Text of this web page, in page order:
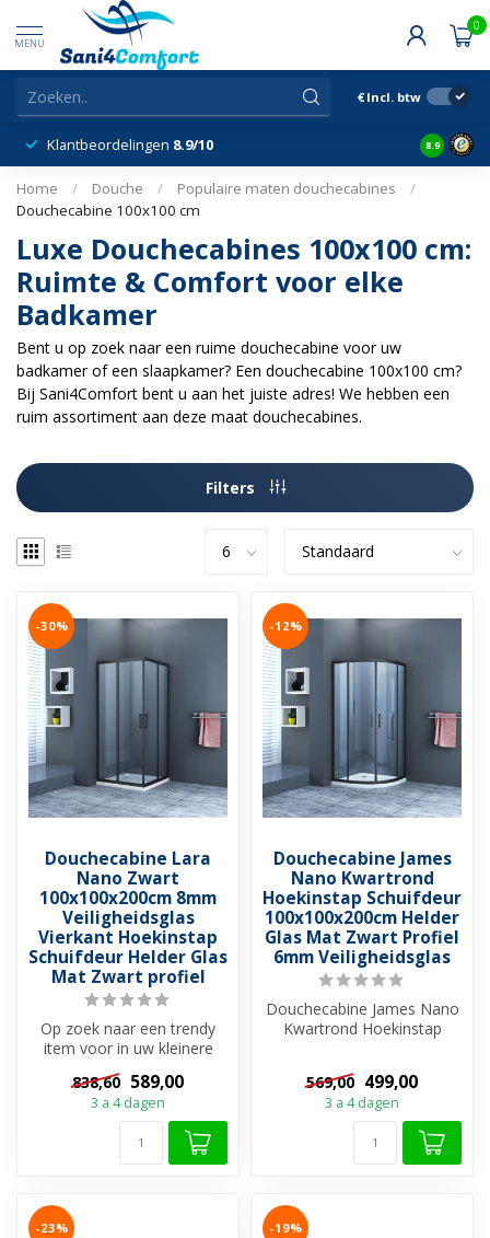
MENU
0
€ Incl. btw
LeveringenGratis v.a. 100 14 dagen
8.9
Home / Douche / Populaire maten douchecabines
/
Douchecabine 100x100 cm
Luxe Douchecabines 100x100 cm:
Ruimte & Comfort voor elke
Badkamer
Bent u op zoek naar een ruime douchecabine voor uw
badkamer of een slaapkamer? Een douchecabine 100x100 cm?
Bij Sani4Comfort bent u aan het juiste adres! We hebben een
ruim assortiment aan deze maat douchecabines.
Filters
-30%
Douchecabine Lara
Nano Zwart
100x100x200cm 8mm
Veiligheidsglas
Vierkant Hoekinstap
Schuifdeur Helder Glas
Mat Zwart profiel
Op zoek naar een trendy
item voor in uw kleinere
verder,...
838,60 589,00
3 a 4 dagen
-12%
Douchecabine James
Nano Kwartrond
Hoekinstap Schuifdeur
100x100x200cm Helder
Glas Mat Zwart Profiel
6mm Veiligheidsglas
Douchecabine James Nano
Kwartrond Hoekinstap
569,00 499,00
3 a 4 dagen
-23% -19%